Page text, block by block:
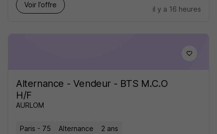
Voir l’offre
il y a 16 heures
Alternance - Vendeur - BTS M.C.O
H/F
AURLOM
Paris - 75 Alternance 2 ans